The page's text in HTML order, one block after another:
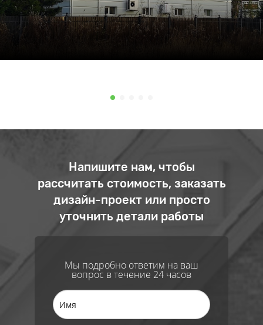
Напишите нам, чтобы
рассчитать стоимость, заказать
дизайн-проект или просто
уточнить детали работы
Мы подробно ответим на ваш
вопрос в течение 24 часов